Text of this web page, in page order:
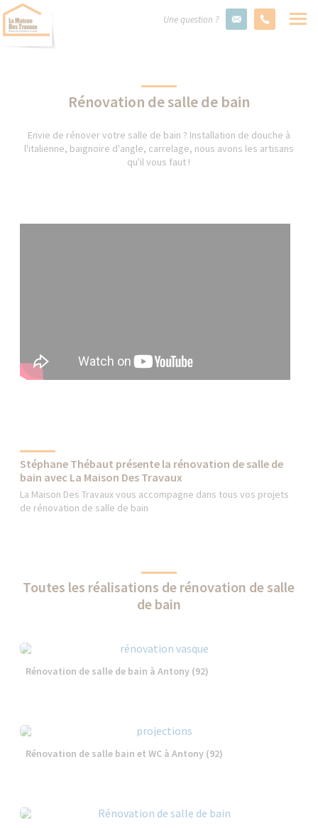
Une question ?
Rénovation de salle de bain
Envie de rénover votre salle de bain ? Installation de douche à
l'italienne, baignoire d'angle, carrelage, nous avons les artisans
qu'il vous faut !
Stéphane Thébaut présente la rénovation de salle de
bain avec La Maison Des Travaux
La Maison Des Travaux vous accompagne dans tous vos projets
de rénovation de salle de bain
Toutes les réalisations de rénovation de salle
de bain
Rénovation de salle de bain à Antony (92)
Rénovation de salle bain et WC à Antony (92)